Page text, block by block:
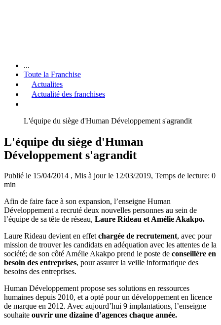
...
Toute la Franchise
Actualites
Actualité des franchises
L'équipe du siège d'Human Développement s'agrandit
L'équipe du siège d'Human
Développement s'agrandit
Publié le 15/04/2014 , Mis à jour le 12/03/2019, Temps de lecture: 0
min
Afin de faire face à son expansion, l’enseigne Human
Développement a recruté deux nouvelles personnes au sein de
l’équipe de sa tête de réseau, Laure Rideau et Amélie Akakpo.
Laure Rideau devient en effetchargée de recrutement, avec pour
mission de trouver les candidats en adéquation avec les attentes de la
société; de son côté Amélie Akakpo prend le poste de conseillère en
besoin des entreprises, pour assurer la veille informatique des
besoins des entreprises.
Human Développement propose ses solutions en ressources
humaines depuis 2010, et a opté pour un développement en licence
de marque en 2012. Avec aujourd’hui 9 implantations, l’enseigne
souhaite ouvrir une dizaine d’agences chaque année.